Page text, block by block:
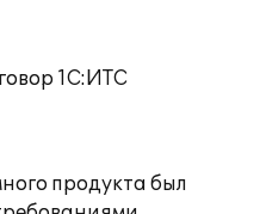
1С:ИТС
продукта был